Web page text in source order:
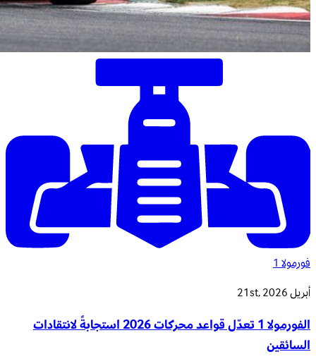
فورمولا 1
أبريل 21st, 2026
الفورمولا 1 تعدّل قواعد محركات 2026 استجابةً لانتقادات
السائقين